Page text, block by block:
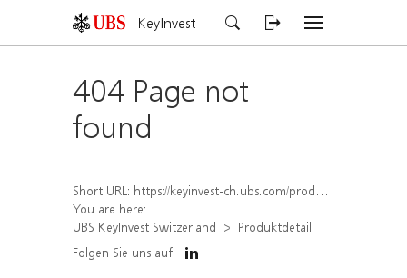
KeyInvest
404 Page not
found
Short URL: https://keyinvest-ch.ubs.com/produkt/detail/index/isin/CH1577912434
You are here:
UBS KeyInvest Switzerland
Produktdetail
Folgen Sie uns auf